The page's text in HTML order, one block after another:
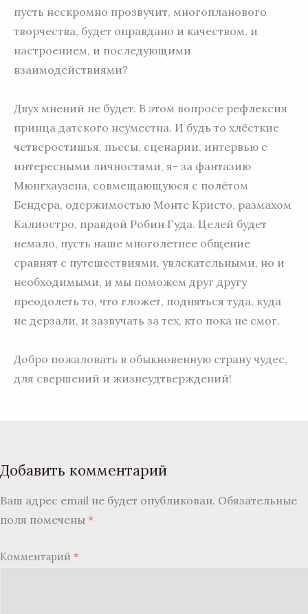
пусть нескромно прозвучит, многопланового
творчества, будет оправдано и качеством, и
настроением, и последующими
взаимодействиями?
Двух мнений не будет. В этом вопросе рефлексия
принца датского неуместна. И будь то хлёсткие
четверостишья, пьесы, сценарии, интервью с
интересными личностями, я- за фантазию
Мюнгхаузена, совмещающуюся с полётом
Бендера, одержимостью Монте Кристо, размахом
Калиостро, правдой Робин Гуда. Целей будет
немало, пусть наше многолетнее общение
сравнят с путешествиями, увлекательными, но и
необходимыми, и мы поможем друг другу
преодолеть то, что гложет, подняться туда, куда
не дерзали, и зазвучать за тех, кто пока не смог.
Добро пожаловать в обыкновенную страну чудес,
для свершений и жизнеудтверждений!
Добавить комментарий
Ваш адрес email не будет опубликован. Обязательные
поля помечены *
Комментарий *